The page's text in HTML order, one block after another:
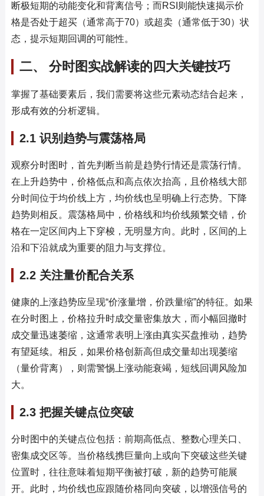
断极短期的动能变化和背离信号；而RSI则能快速揭示价
格是否处于超买（通常高于70）或超卖（通常低于30）状
态，提示短期回调的可能性。
二、 分时图实战解读的四大关键技巧
掌握了基础要素后，我们需要将这些元素动态结合起来，
形成有效的分析逻辑。
2.1 识别趋势与震荡格局
观察分时图时，首先判断当前是趋势行情还是震荡行情。
在上升趋势中，价格低点和高点依次抬高，且价格线大部
分时间位于均价线上方，均价线也呈明确上行态势。下降
趋势则相反。震荡格局中，价格线和均价线频繁交错，价
格在一定区间内上下穿梭，无明显方向。此时，区间的上
沿和下沿就成为重要的阻力与支撑位。
2.2 关注量价配合关系
健康的上涨趋势应呈现“价涨量增，价跌量缩”的特征。如果
在分时图上，价格拉升时成交量密集放大，而小幅回撤时
成交量迅速萎缩，这通常表明上涨由真实买盘推动，趋势
有望延续。相反，如果价格创新高但成交量却出现萎缩
（量价背离），则需警惕上涨动能衰竭，短线回调风险加
大。
2.3 把握关键点位突破
分时图中的关键点位包括：前期高低点、整数心理关口、
密集成交区等。当价格线携巨量向上或向下突破这些关键
位置时，往往意味着短期平衡被打破，新的趋势可能展
开。此时，均价线也应跟随价格同向突破，以增强信号的